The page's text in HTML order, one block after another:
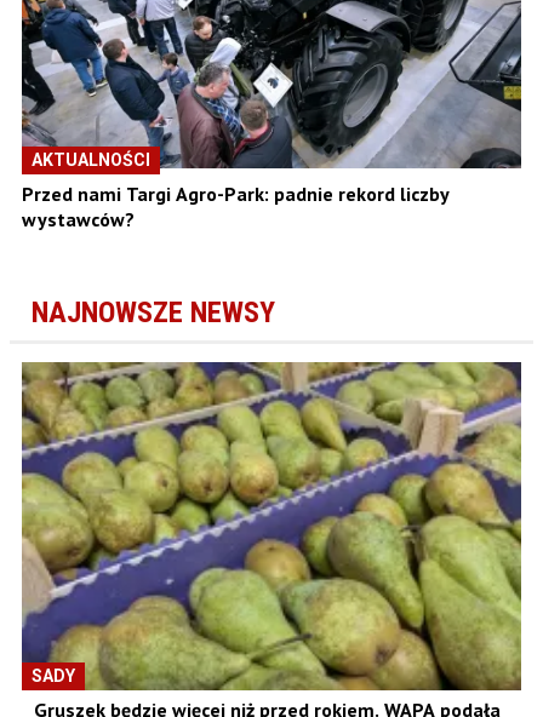
AKTUALNOŚCI
Przed nami Targi Agro-Park: padnie rekord liczby
wystawców?
NAJNOWSZE NEWSY
SADY
Gruszek będzie więcej niż przed rokiem. WAPA podała